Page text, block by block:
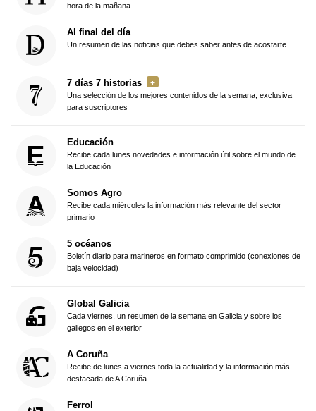
hora de la mañana
Al final del día
Un resumen de las noticias que debes saber antes de acostarte
7 días 7 historias
Una selección de los mejores contenidos de la semana, exclusiva
para suscriptores
Educación
Recibe cada lunes novedades e información útil sobre el mundo de
la Educación
Somos Agro
Recibe cada miércoles la información más relevante del sector
primario
5 océanos
Boletín diario para marineros en formato comprimido (conexiones de
baja velocidad)
Global Galicia
Cada viernes, un resumen de la semana en Galicia y sobre los
gallegos en el exterior
A Coruña
Recibe de lunes a viernes toda la actualidad y la información más
destacada de A Coruña
Ferrol